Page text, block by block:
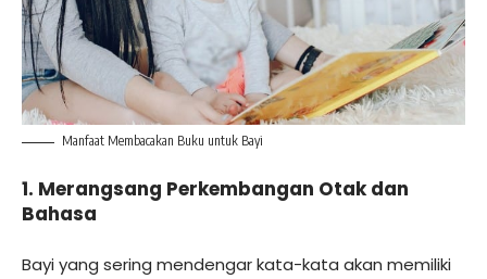
Manfaat Membacakan Buku untuk Bayi
1. Merangsang Perkembangan Otak dan
Bahasa
Bayi yang sering mendengar kata-kata akan memiliki